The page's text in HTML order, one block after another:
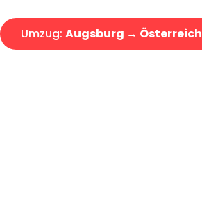
Umzug: Augsburg → Österreich